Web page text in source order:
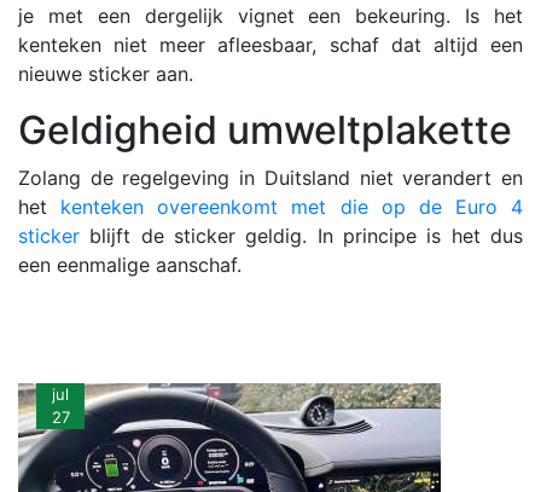
je met een dergelijk vignet een bekeuring. Is het
kenteken niet meer afleesbaar, schaf dat altijd een
nieuwe sticker aan.
Geldigheid umweltplakette
Zolang de regelgeving in Duitsland niet verandert en
het kenteken overeenkomt met die op de Euro 4
sticker blijft de sticker geldig. In principe is het dus
een eenmalige aanschaf.
jul
27